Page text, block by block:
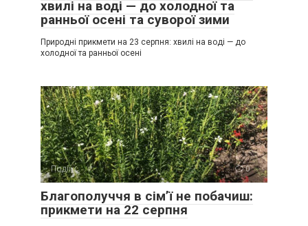
хвилі на воді — до холодної та
ранньої осені та суворої зими
Природні прикмети на 23 серпня: хвилі на воді — до
холодної та ранньої осені
Події 0
Благополуччя в сім’ї не побачиш:
прикмети на 22 серпня